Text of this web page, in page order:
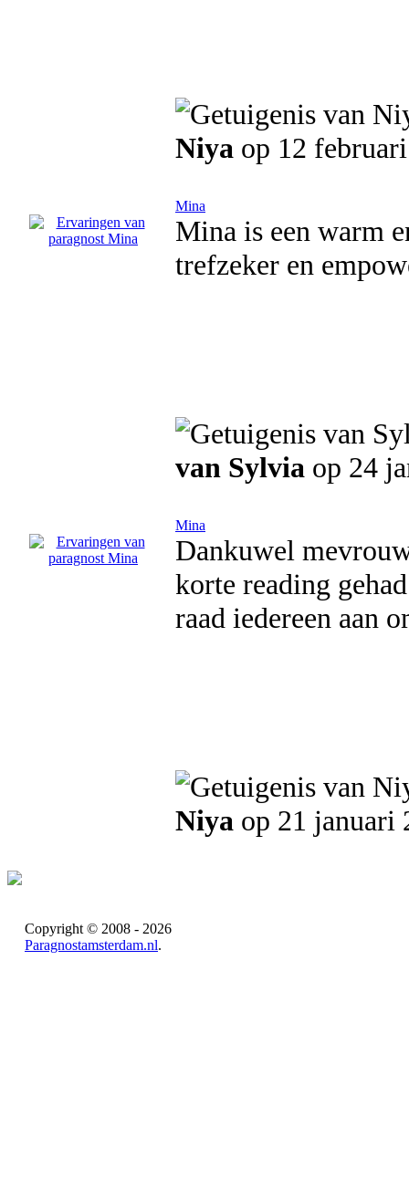
Niya op 12
Mina
Mina is een warm
trefzeker en
van Sylvia op 24
Mina
Dankuwel
korte reading
raad iedereen aan
Niya op 21 januari
Copyright © 2008 - 2026
Paragnostamsterdam.nl.